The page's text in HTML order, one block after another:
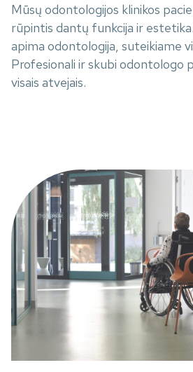
Mūsų odontologijos klinikos
rūpintis dantų funkcija ir
apima odontologija, suteikiame
Profesionali ir skubi odontologo
visais atvejais.